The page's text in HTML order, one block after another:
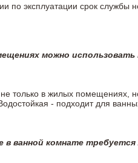
по эксплуатации срок
можно
только в жилых помещениях,
- подходит для
в ванной комнате